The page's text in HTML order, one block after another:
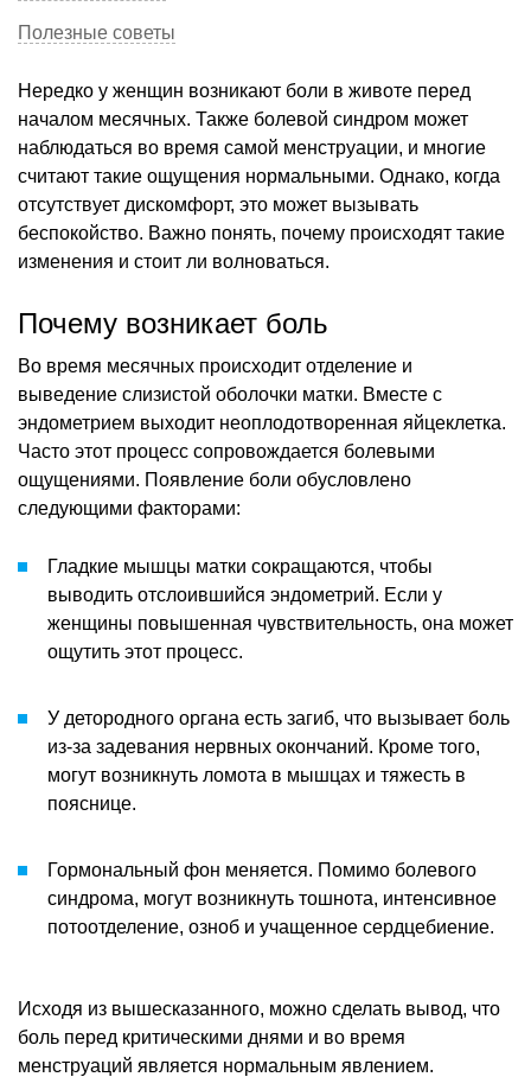
Полезные советы
Нередко у женщин возникают боли в животе перед
началом месячных. Также болевой синдром может
наблюдаться во время самой менструации, и многие
считают такие ощущения нормальными. Однако, когда
отсутствует дискомфорт, это может вызывать
беспокойство. Важно понять, почему происходят такие
изменения и стоит ли волноваться.
Почему возникает боль
Во время месячных происходит отделение и
выведение слизистой оболочки матки. Вместе с
эндометрием выходит неоплодотворенная яйцеклетка.
Часто этот процесс сопровождается болевыми
ощущениями. Появление боли обусловлено
следующими факторами:
Гладкие мышцы матки сокращаются, чтобы
выводить отслоившийся эндометрий. Если у
женщины повышенная чувствительность, она может
ощутить этот процесс.
У детородного органа есть загиб, что вызывает боль
из-за задевания нервных окончаний. Кроме того,
могут возникнуть ломота в мышцах и тяжесть в
пояснице.
Гормональный фон меняется. Помимо болевого
синдрома, могут возникнуть тошнота, интенсивное
потоотделение, озноб и учащенное сердцебиение.
Исходя из вышесказанного, можно сделать вывод, что
боль перед критическими днями и во время
менструаций является нормальным явлением.